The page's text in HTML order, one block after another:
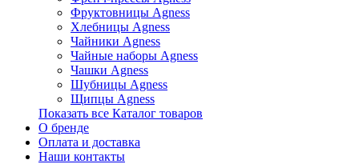
Фруктовницы Agness
Хлебницы Agness
Чайники Agness
Чайные наборы Agness
Чашки Agness
Шубницы Agness
Щипцы Agness
Показать все Каталог товаров
О бренде
Оплата и доставка
Наши контакты